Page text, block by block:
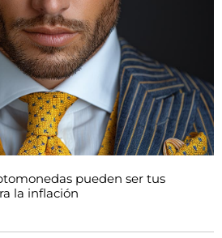
pueden ser tus
la inflación